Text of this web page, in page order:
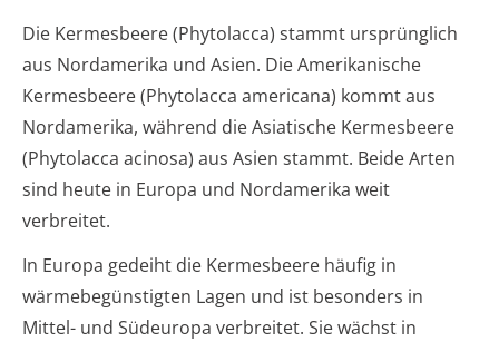
Die Kermesbeere (Phytolacca) stammt ursprünglich
aus Nordamerika und Asien. Die Amerikanische
Kermesbeere (Phytolacca americana) kommt aus
Nordamerika, während die Asiatische Kermesbeere
(Phytolacca acinosa) aus Asien stammt. Beide Arten
sind heute in Europa und Nordamerika weit
verbreitet.
In Europa gedeiht die Kermesbeere häufig in
wärmebegünstigten Lagen und ist besonders in
Mittel- und Südeuropa verbreitet. Sie wächst in